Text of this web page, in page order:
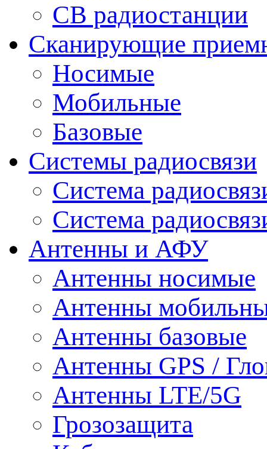
CB радиостанции
Сканирующие
Носимые
Мобильные
Базовые
Системы радиосвязи
Система
Система
Антенны и АФУ
Антенны носимые
Антенны
Антенны базовые
Антенны GPS /
Антенны LTE/5G
Грозозащита